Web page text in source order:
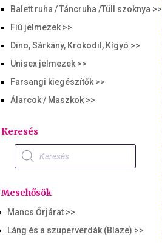
Balett ruha / Táncruha /Tüll szoknya >>
Fiú jelmezek >>
Dino, Sárkány, Krokodil, Kígyó >>
Unisex jelmezek >>
Farsangi kiegészítők >>
Álarcok / Maszkok >>
Keresés
Products
search
Mesehősök
Mancs Őrjárat >>
Láng és a szuperverdák (Blaze) >>